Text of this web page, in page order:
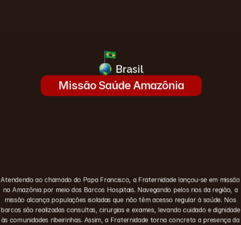
Brasil
Missão Saúde Amazônia
Atendendo ao chamado do Papa Francisco, a Fraternidade lançou-se em missão
na Amazônia por meio dos Barcos Hospitais. Navegando pelos rios da região, a
missão alcança populações isoladas que não têm acesso regular à saúde. Nos
barcos são realizadas consultas, cirurgias e exames, levando cuidado e dignidade
às comunidades ribeirinhas. Assim, a Fraternidade torna concreta a presença da